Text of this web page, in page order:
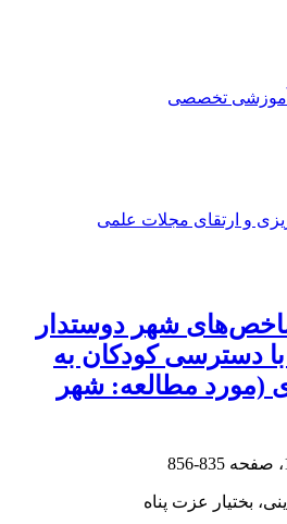
آموزشی تخصصی
و ارتقای مجلات علمی
شهر دوستدار
دسترسی کودکان به
(مورد مطالعه: شهر
835-856
بختیار عزت پناه